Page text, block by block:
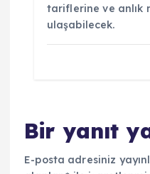
tariflerine ve anlık
ulaşabilecek.
Bir yanıt
E-posta adresiniz